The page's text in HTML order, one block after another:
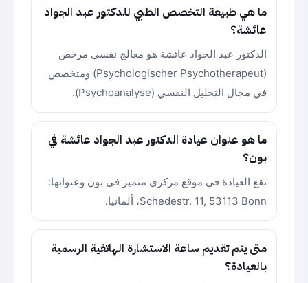
ما هي طبيعة التخصص الطبي للدكتور عبد الجواد
عائشة؟
الدكتور عبد الجواد عائشة هو معالج نفسي مرخص
(Psychologischer Psychotherapeut) ومتخصص
في مجال التحليل النفسي (Psychoanalyse).
ما هو عنوان عيادة الدكتور عبد الجواد عائشة في
بون؟
تقع العيادة في موقع مركزي متميز في بون وعنوانها:
Schedestr. 11, 53113 Bonn، ألمانيا.
متى يتم تقديم ساعة الاستشارة الهاتفية الرسمية
بالعيادة؟